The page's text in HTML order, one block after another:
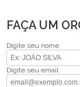
FAÇA UM
Digite seu nome
Digite seu email